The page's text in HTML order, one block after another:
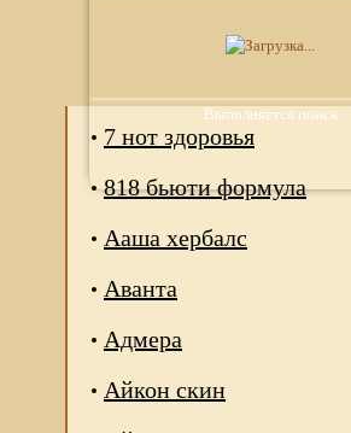
Выполняется поиск
7 нот здоровья
818 бьюти формула
Ааша хербалс
Аванта
Адмера
Айкон скин